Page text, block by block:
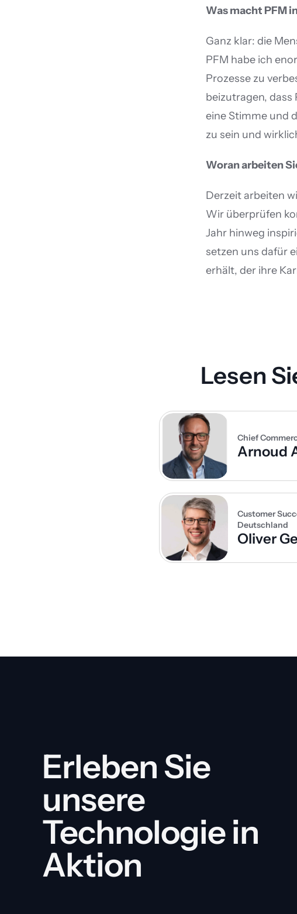
Was macht PFM
Ganz klar: die
PFM habe ich
Prozesse zu
beizutragen, dass
eine Stimme und
zu sein und
Woran arbeiten
Derzeit arbeiten
Wir überprüfen
Jahr hinweg
setzen uns dafür
erhält, der ihre
Lesen
Chief
Arnoud
Customer
Deutschland
Oliver
Erleben Sie
unsere
Technologie in
Aktion